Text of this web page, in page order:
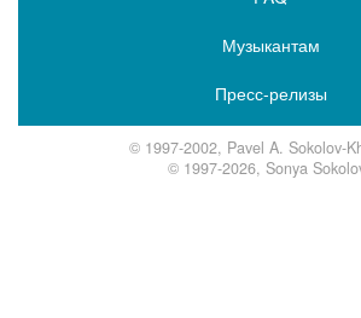
Музыкантам
Пресс-релизы
© 1997-2002, Pavel A. Sokolov-
© 1997-2026, Sonya